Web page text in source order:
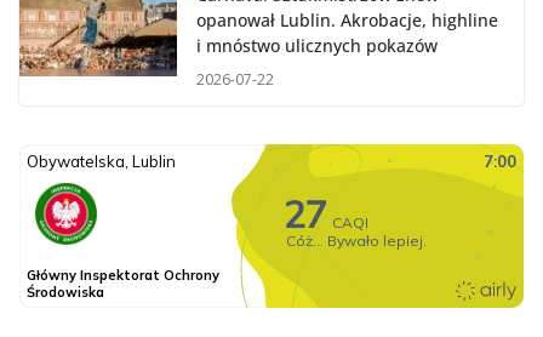
opanował Lublin. Akrobacje, highline
i mnóstwo ulicznych pokazów
2026-07-22